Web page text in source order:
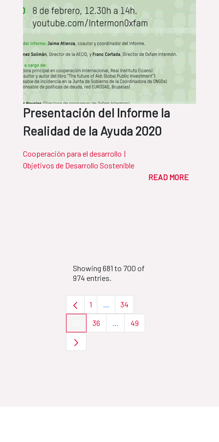
Presentación del Informe la
Realidad de la Ayuda 2020
Cooperación para el desarrollo |
Objetivos de Desarrollo Sostenible
READ MORE
Showing 681 to 700 of
974 entries.
Page
1 Intermediate Pages Use TAB to
Page
34
Page Page
36 Intermediate Pages Use TAB
Page
49